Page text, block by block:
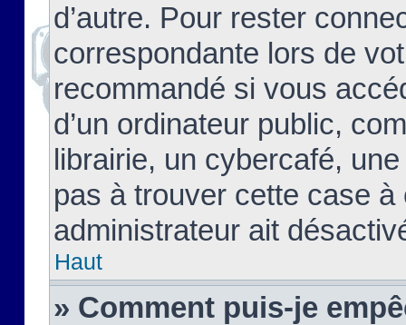
d’autre. Pour rester
correspondante lors de
recommandé si vous
d’un ordinateur public,
librairie, un cybercafé,
pas à trouver cette case à
administrateur ait
Haut
» Comment puis-je